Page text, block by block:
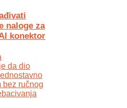
naloge za
konektor
da dio
bez ručnog